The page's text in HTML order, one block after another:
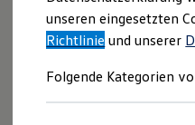
Aktuelle Angebote
E-Auto-Förderung
Volkswagen
Junge
unseren eingesetzten
Richtlinie und unserer
Folgende Kategorien